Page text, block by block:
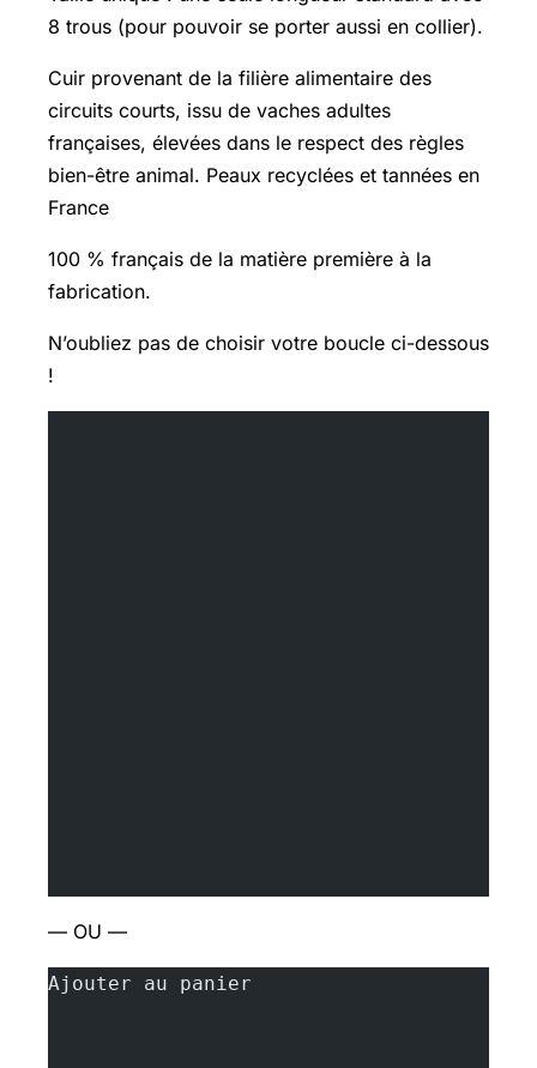
8 trous (pour pouvoir se porter aussi en collier).
Cuir provenant de la filière alimentaire des
circuits courts, issu de vaches adultes
françaises, élevées dans le respect des règles
bien-être animal. Peaux recyclées et tannées en
France
100 % français de la matière première à la
fabrication.
N’oubliez pas de choisir votre boucle ci-dessous
!
— OU —
Ajouter au panier